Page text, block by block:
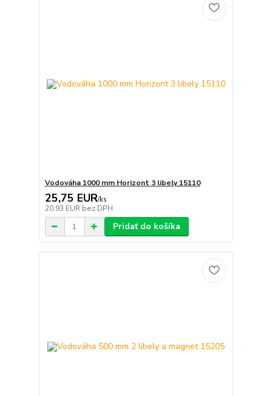
Vodováha 1000 mm Horizont 3 libely 15110
25,75 EUR/ks
20,93 EUR bez DPH
Pridať do košíka